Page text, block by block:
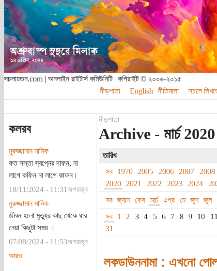
সচলায়তন.com | অনলাইন রাইটার্স কমিউনিটি | কপিরাইট © ২০০৬-২০১৫
নীড়পাতা
English নীতিমালা সচলে
কলরব
নুরুজ্জামান মানিক
কত সস্তা স্বপ্নের দাফন, না
লাগে কফিন না লাগে কাফন।
18/11/2024 - 11:31অপরাহ্ন
নুরুজ্জামান মানিক
জীবন হলো মৃত্যুর কাছ থেকে ধার
নেয়া কিছুটা সময় ।
07/08/2024 - 11:53অপরাহ্ন
আরও
নীড়পাতা
Archive - মার্চ 2020
তারিখ
সব
1970 2005 2006 2007
2008
2020
2021 2022 2023 2024
সব
জ্যান ফেব মার্চ এপ্র মে জুন
জুল
সব
1 2 3 4 5 6 7 8 9 10
31
লকডাউননামা : এখনো